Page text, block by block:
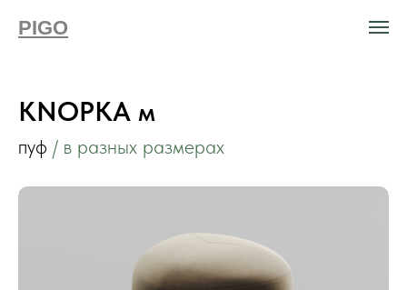
PIGO
KNOPKA м
пуф / в разных размерах